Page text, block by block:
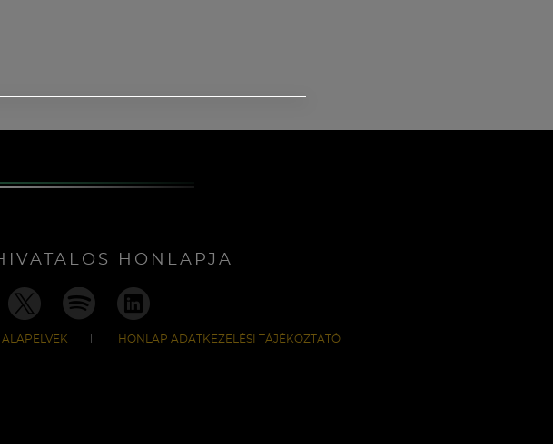
HONLAPJA
HONLAP ADATKEZELÉSI TÁJÉKOZTATÓ